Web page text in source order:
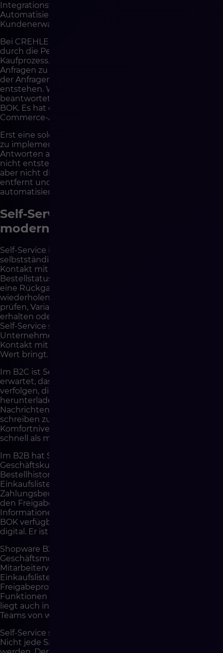
Integrationsverzögerung, ungeeignete
Automatisierung oder einen nicht zu
Kundenerwartungen passenden Prozess hinweisen.
Bei CREHLER betrachten wir Kundenservice auch
durch die Perspektive der Reduktion von Reibung im
Kaufprozess. Das Ziel sollte nicht nur sein, „mehr
Anfragen zu bearbeiten“. Das Ziel sollte sein, die Anzahl
der Anfragen zu reduzieren, die aus Lücken im System
entstehen. Wenn BOK ständig dieselben Fragen
beantwortet, hat das Unternehmen kein Problem mit
BOK. Es hat ein Problem mit Prozess, Daten oder E-
Commerce-Architektur.
Erst eine solche Analyse erlaubt, Automatisierung klug
zu implementieren. Wenn das Unternehmen
Antworten auf Fragen automatisiert, die überhaupt
nicht entstehen sollten, verbessert es das Symptom,
aber nicht die Ursache. Wenn es zuerst die Ursache
entfernt und erst danach die verbleibenden Prozesse
automatisiert, baut es echte Effizienz auf.
Self-Service als Fundament
modernen Service
Self-Service im E-Commerce bedeutet, dass der Kunde
selbstständig Tätigkeiten ausführen kann, die früher
Kontakt mit dem Service erforderten. Er kann den
Bestellstatus prüfen, eine Rechnung herunterladen,
eine Rückgabe melden, Daten ändern, einen Kauf
wiederholen, ein Dokument finden, Verfügbarkeit
prüfen, Varianten vergleichen, eine Antwort im FAQ
erhalten oder das Kundenpanel nutzen. Gut gestalteter
Self-Service schneidet den Kunden nicht vom
Unternehmen ab. Er gibt ihm Kontrolle dort, wo
Kontakt mit einem Menschen keinen zusätzlichen
Wert bringt.
Im B2C ist Self-Service bereits Standard. Der Kunde
erwartet, dass er nach dem Kauf die Bestellung
verfolgen, die Historie prüfen, Dokumente
herunterladen, das Produkt zurückgeben und klare
Nachrichten erhalten kann, ohne an den Shop
schreiben zu müssen. Wenn die Plattform dieses
Komfortniveau nicht bietet, empfindet der Kunde dies
schnell als mangelnde Professionalität.
Im B2B hat Self-Service noch größeres Potenzial. Der
Geschäftskunde kann Zugriff auf individuelle Preise,
Bestellhistorie, Rechnungen, Dokumente,
Einkaufslisten, Status, Angebotsanfragen,
Zahlungsbedingungen, Nutzerberechtigungen und
den Freigabeprozess benötigen. Wenn all diese
Informationen nur über den Vertriebsmitarbeiter oder
BOK verfügbar sind, ist digitaler Vertrieb nicht wirklich
digital. Er ist lediglich ein anderes Kontaktformular.
Shopware B2B Components können Self-Service in
Geschäftsmodellen durch Funktionen wie
Mitarbeiterverwaltung, Schnellbestellungen,
Einkaufslisten, Angebotsanfragen und
Freigabeprozesse unterstützen. Der Wert dieser
Funktionen liegt nicht nur im Komfort des Kunden. Er
liegt auch in der Entlastung des Vertriebs- und BOK-
Teams von wiederkehrenden Aufgaben.
Self-Service sollte jedoch vernünftig gestaltet werden.
Nicht jede Sache sollte in den Automaten übertragen